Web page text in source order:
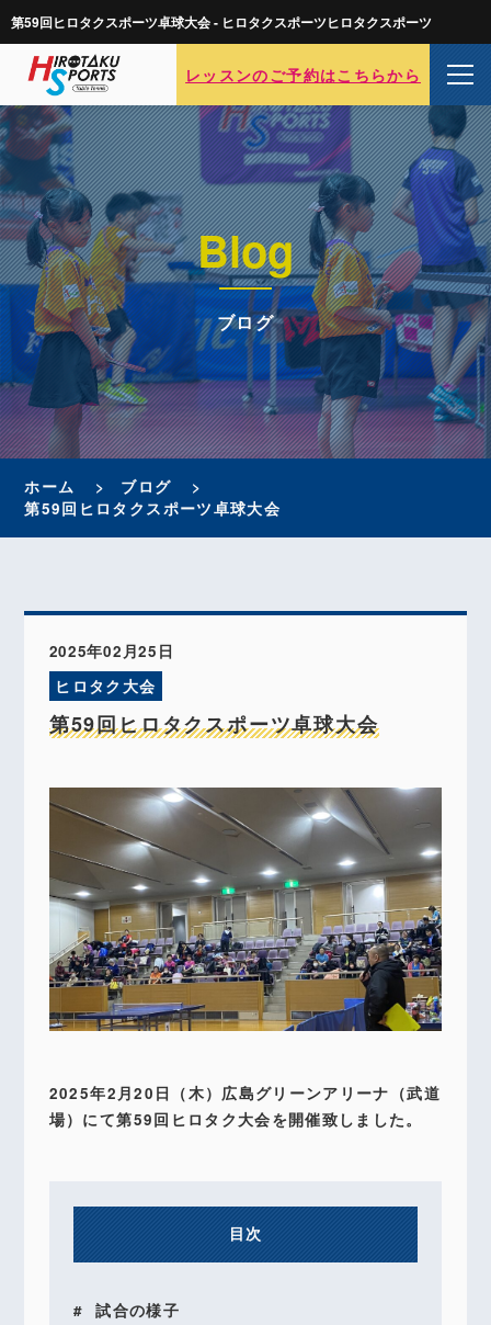
第59回ヒロタクスポーツ卓球大会 - ヒロタクスポーツヒロタクスポーツ
レッスンのご予約はこちらから
Blog
ブログ
ホーム
ブログ
第59回ヒロタクスポーツ卓球大会
2025年02月25日
ヒロタク大会
第59回ヒロタクスポーツ卓球大会
2025年2月20日（木）広島グリーンアリーナ（武道
場）にて第59回ヒロタク大会を開催致しました。
目次
試合の様子